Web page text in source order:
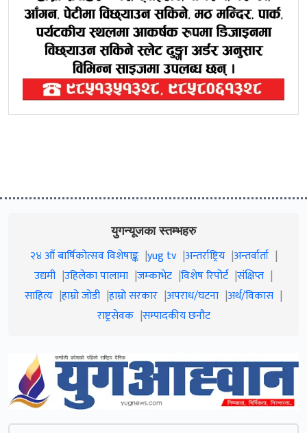
युगन्यूजका स्तम्भहरु
२४ औं बार्षिकोत्सव विशेषाङ्क yug tv अन्तर्राष्ट्रिय अन्तर्वार्ता
उद्यमी उहिलेका पालामा जम्काभेट विशेष रिपोर्ट संक्षिप्त
साहित्य हाम्रो जाेडी हाम्रो सरकार अपराध/घटना अर्थ/विकास
राष्ट्रसेवक सम्पादकीय छनौट